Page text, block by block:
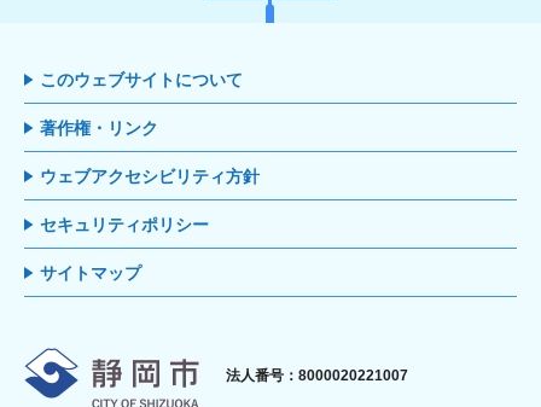
このウェブサイトについて
著作権・リンク
ウェブアクセシビリティ方針
セキュリティポリシー
サイトマップ
静岡市
法人番号：8000020221007